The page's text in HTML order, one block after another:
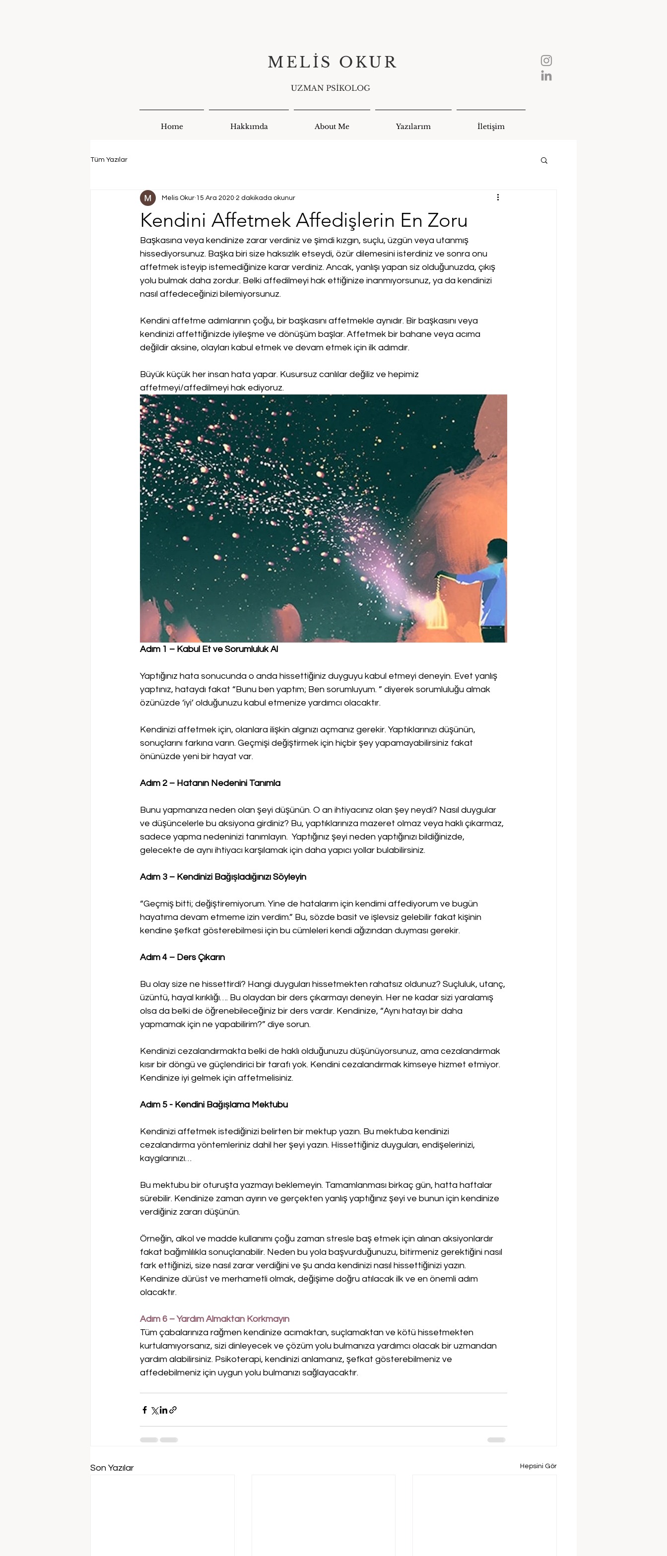
MELİS OKUR​​
UZMAN PSİKOLOG
Home Hakkımda About Me Yazılarım İletişim
Tüm Yazılar
Kendini Affetmek Affedişlerin En Zoru
Melis Okur 15 Ara 2020 2 dakikada okunur
Başkasına veya kendinize zarar verdiniz ve şimdi kızgın, suçlu, üzgün veya utanmış
hissediyorsunuz. Başka biri size haksızlık etseydi, özür dilemesini isterdiniz ve sonra onu
affetmek isteyip istemediğinize karar verdiniz. Ancak, yanlışı yapan siz olduğunuzda, çıkış
yolu bulmak daha zordur. Belki affedilmeyi hak ettiğinize inanmıyorsunuz, ya da kendinizi
nasıl affedeceğinizi bilemiyorsunuz.
Kendini affetme adımlarının çoğu, bir başkasını affetmekle aynıdır. Bir başkasını veya
kendinizi affettiğinizde iyileşme ve dönüşüm başlar. Affetmek bir bahane veya acıma
değildir aksine, olayları kabul etmek ve devam etmek için ilk adımdır.
Büyük küçük her insan hata yapar. Kusursuz canlılar değiliz ve hepimiz
affetmeyi/affedilmeyi hak ediyoruz.
Adım 1 – Kabul Et ve Sorumluluk Al
Yaptığınız hata sonucunda o anda hissettiğiniz duyguyu kabul etmeyi deneyin. Evet yanlış
yaptınız, hataydı fakat “Bunu ben yaptım; Ben sorumluyum. ” diyerek sorumluluğu almak
özünüzde ‘iyi’ olduğunuzu kabul etmenize yardımcı olacaktır.
Kendinizi affetmek için, olanlara ilişkin algınızı açmanız gerekir. Yaptıklarınızı düşünün,
sonuçlarını farkına varın. Geçmişi değiştirmek için hiçbir şey yapamayabilirsiniz fakat
önünüzde yeni bir hayat var.
Adım 2 – Hatanın Nedenini Tanımla
Bunu yapmanıza neden olan şeyi düşünün. O an ihtiyacınız olan şey neydi? Nasıl duygular
ve düşüncelerle bu aksiyona girdiniz? Bu, yaptıklarınıza mazeret olmaz veya haklı çıkarmaz,
sadece yapma nedeninizi tanımlayın.  Yaptığınız şeyi neden yaptığınızı bildiğinizde,
gelecekte de aynı ihtiyacı karşılamak için daha yapıcı yollar bulabilirsiniz.
Adım 3 – Kendinizi Bağışladığınızı Söyleyin
“Geçmiş bitti; değiştiremiyorum. Yine de hatalarım için kendimi affediyorum ve bugün
hayatıma devam etmeme izin verdim.” Bu, sözde basit ve işlevsiz gelebilir fakat kişinin
kendine şefkat gösterebilmesi için bu cümleleri kendi ağızından duyması gerekir.
Adım 4 – Ders Çıkarın
Bu olay size ne hissettirdi? Hangi duyguları hissetmekten rahatsız oldunuz? Suçluluk, utanç,
üzüntü, hayal kırıklığı…. Bu olaydan bir ders çıkarmayı deneyin. Her ne kadar sizi yaralamış
olsa da belki de öğrenebileceğiniz bir ders vardır. Kendinize, “Aynı hatayı bir daha
yapmamak için ne yapabilirim?” diye sorun.
Kendinizi cezalandırmakta belki de haklı olduğunuzu düşünüyorsunuz, ama cezalandırmak
kısır bir döngü ve güçlendirici bir tarafı yok. Kendini cezalandırmak kimseye hizmet etmiyor.
Kendinize iyi gelmek için affetmelisiniz.
Adım 5 - Kendini Bağışlama Mektubu
Kendinizi affetmek istediğinizi belirten bir mektup yazın. Bu mektuba kendinizi
cezalandırma yöntemleriniz dahil her şeyi yazın. Hissettiğiniz duyguları, endişelerinizi,
kaygılarınızı…
Bu mektubu bir oturuşta yazmayı beklemeyin. Tamamlanması birkaç gün, hatta haftalar
sürebilir. Kendinize zaman ayırın ve gerçekten yanlış yaptığınız şeyi ve bunun için kendinize
verdiğiniz zararı düşünün.
Örneğin, alkol ve madde kullanımı çoğu zaman stresle baş etmek için alınan aksiyonlardır
fakat bağımlılıkla sonuçlanabilir. Neden bu yola başvurduğunuzu, bitirmeniz gerektiğini nasıl
fark ettiğinizi, size nasıl zarar verdiğini ve şu anda kendinizi nasıl hissettiğinizi yazın.
Kendinize dürüst ve merhametli olmak, değişime doğru atılacak ilk ve en önemli adım
olacaktır.
Adım 6 – Yardım Almaktan Korkmayın
Tüm çabalarınıza rağmen kendinize acımaktan, suçlamaktan ve kötü hissetmekten
kurtulamıyorsanız, sizi dinleyecek ve çözüm yolu bulmanıza yardımcı olacak bir uzmandan
yardım alabilirsiniz. Psikoterapi, kendinizi anlamanız, şefkat gösterebilmeniz ve
affedebilmeniz için uygun yolu bulmanızı sağlayacaktır.
Son Yazılar Hepsini Gör